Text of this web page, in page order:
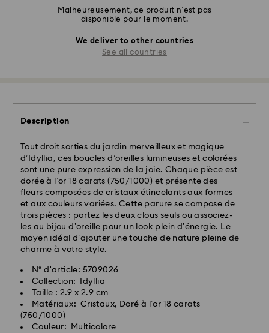
Malheureusement, ce produit n’est pas
disponible pour le moment.
We deliver to other countries
See all countries
Description
Tout droit sorties du jardin merveilleux et magique
d’Idyllia, ces boucles d’oreilles lumineuses et colorées
sont une pure expression de la joie. Chaque pièce est
dorée à l’or 18 carats (750/1000) et présente des
fleurs composées de cristaux étincelants aux formes
et aux couleurs variées. Cette parure se compose de
trois pièces : portez les deux clous seuls ou associez-
les au bijou d’oreille pour un look plein d’énergie. Le
moyen idéal d’ajouter une touche de nature pleine de
charme à votre style.
N° d'article: 5709026
Collection: Idyllia
Taille : 2.9 x 2.9 cm
Matériaux: Cristaux, Doré à l’or 18 carats
(750/1000)
Couleur: Multicolore